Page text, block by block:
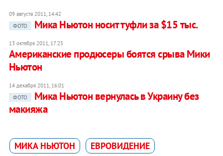
09 августа 2011, 14:42
ФОТО
Мика Ньютон носит туфли за $15 тыс.
13 октября 2011, 17:25
Американские продюсеры боятся срыва Мики
Ньютон
14 декабря 2011, 16:01
ФОТО
Мика Ньютон вернулась в Украину без
макияжа
МИКА НЬЮТОН ЕВРОВИДЕНИЕ